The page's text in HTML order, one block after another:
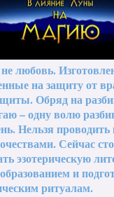
любовь.
на защиту от
Обряд на
– одну волю
Нельзя
Сейчас
эзотерическую
и
ритуалам.